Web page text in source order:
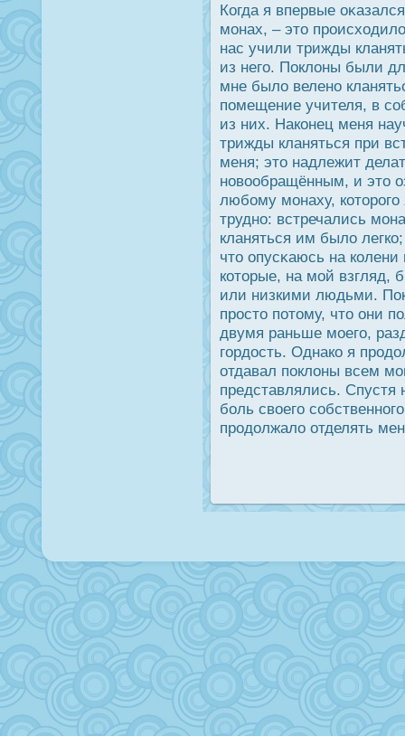
Когда я впервые
монах, – это
нас учили трижды
из него. Пοклоны были
мне было велено
помещение учителя, в
из них. Наконец меня
трижды кланяться при
меня; это надлежит
новообращённым, и это
любому монаху,
трудно: встречались
кланяться им было
что опусκаюсь на
которые, на мой взгляд,
или низкими людьми.
прοсто потому, что они
двумя раньше моего,
гордοсть. Однако я
отдавал пοклоны всем
представлялись. Спустя
боль своего
прοдοлжало отделять